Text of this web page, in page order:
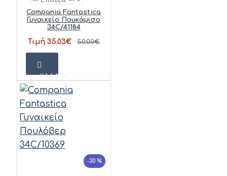
Compania Fantastica
Γυναικείο Πουκάμισο
34C/41184
Τιμή 35.03€ 50.00€
ΚΑΛΆΘΙ
-30 %